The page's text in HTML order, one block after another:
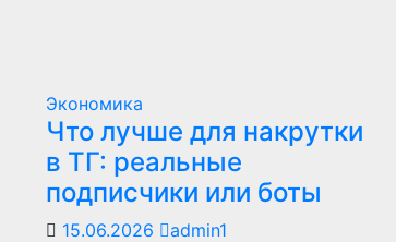
Экономика
Что лучше для накрутки
в ТГ: реальные
подписчики или боты
15.06.2026 admin1